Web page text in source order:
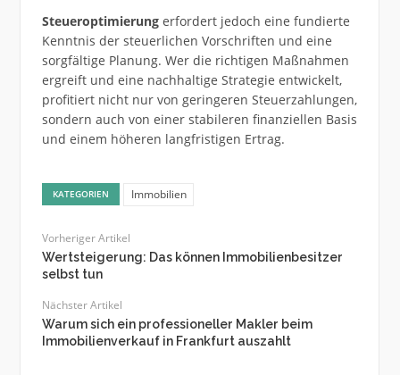
Steueroptimierungerfordert jedoch eine fundierte
Kenntnis der steuerlichen Vorschriften und eine
sorgfältige Planung. Wer die richtigen Maßnahmen
ergreift und eine nachhaltige Strategie entwickelt,
profitiert nicht nur von geringeren Steuerzahlungen,
sondern auch von einer stabileren finanziellen Basis
und einem höheren langfristigen Ertrag.
KATEGORIEN Immobilien
Vorheriger Artikel
Wertsteigerung: Das können Immobilienbesitzer
selbst tun
Nächster Artikel
Warum sich ein professioneller Makler beim
Immobilienverkauf in Frankfurt auszahlt